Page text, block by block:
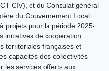
CIV), et du Consulat général
du Gouvernement Local
projets pour la période 2025-
initiatives de coopération
territoriales françaises et
capacités des collectivités
les services offerts aux